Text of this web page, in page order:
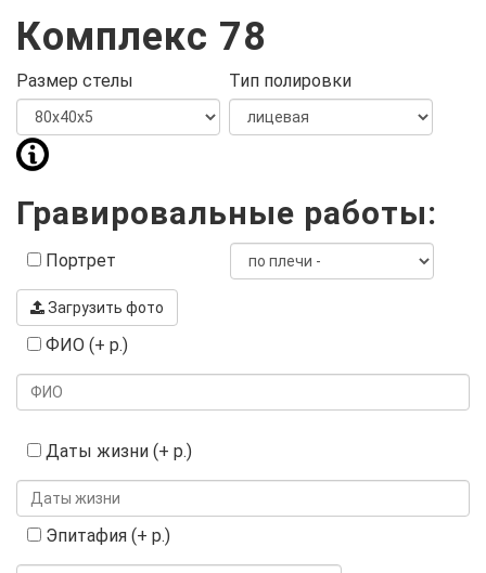
Комплекс 78
Размер стелы Тип полировки
Гравировальные работы:
Портрет
Загрузить фото
ФИО (+ р.)
Даты жизни (+ р.)
Эпитафия (+ р.)